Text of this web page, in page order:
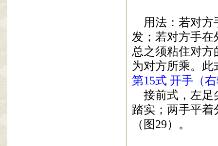
用法：若对
发；若对方手在
总之须粘住对
为对方所乘。
第15式 开手（
接前式，左足
踏实；两手平
（图29）。